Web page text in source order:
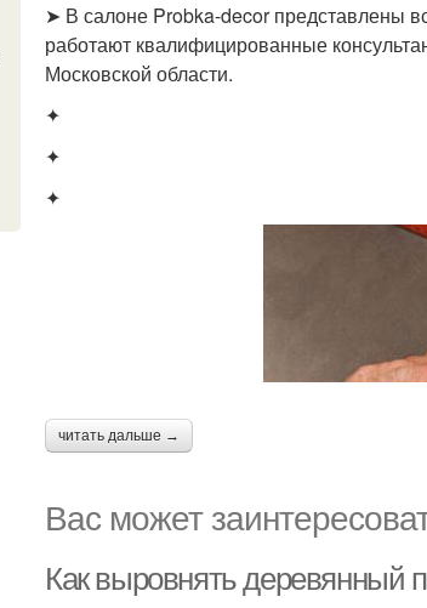
➤ В салоне Probka-decor представлены
работают квалифицированные
Московской области.
✦
✦
✦
читать дальше →
Вас может
Как выровнять деревянный